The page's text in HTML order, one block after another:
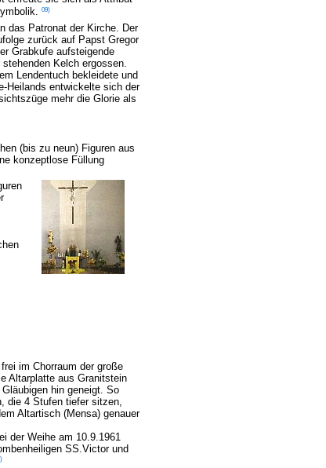
09)
das Patronat der Kirche. Der
zurück auf Papst Gregor
Grabkufe aufsteigende
Kelch ergossen.
Lendentuch bekleidete und
Heilands entwickelte sich der
mehr die Glorie als
(bis zu neun) Figuren aus
konzeptlose Füllung
im Chorraum der große
Altarplatte aus Granitstein
hin geneigt. So
die 4 Stufen tiefer sitzen,
Altartisch (Mensa) genauer
der Weihe am 10.9.1961
SS.Victor und